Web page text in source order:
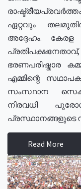
ഏറ്റവും
അദ്ദേഹം. കേരള
ഭരണപരിഷ്കാര
എമ്മിന്റെ
സംസ്ഥാന
നിരവധി
പ്രസ്ഥാനങ്ങളുടെ
Read More